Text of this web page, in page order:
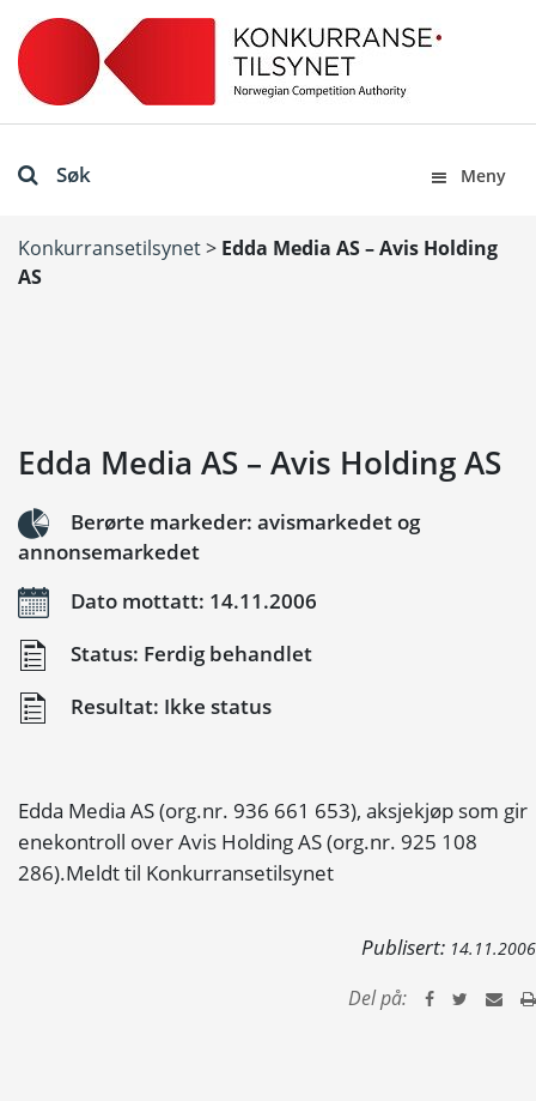
Søk Meny
Konkurransetilsynet> Edda Media AS – Avis Holding
AS
Edda Media AS – Avis Holding AS
Berørte markeder: avismarkedet og
annonsemarkedet
Dato mottatt: 14.11.2006
Status: Ferdig behandlet
Resultat: Ikke status
Edda Media AS (org.nr. 936 661 653), aksjekjøp som gir
enekontroll over Avis Holding AS (org.nr. 925 108
286).Meldt til Konkurransetilsynet
Publisert: 14.11.2006
Del på: